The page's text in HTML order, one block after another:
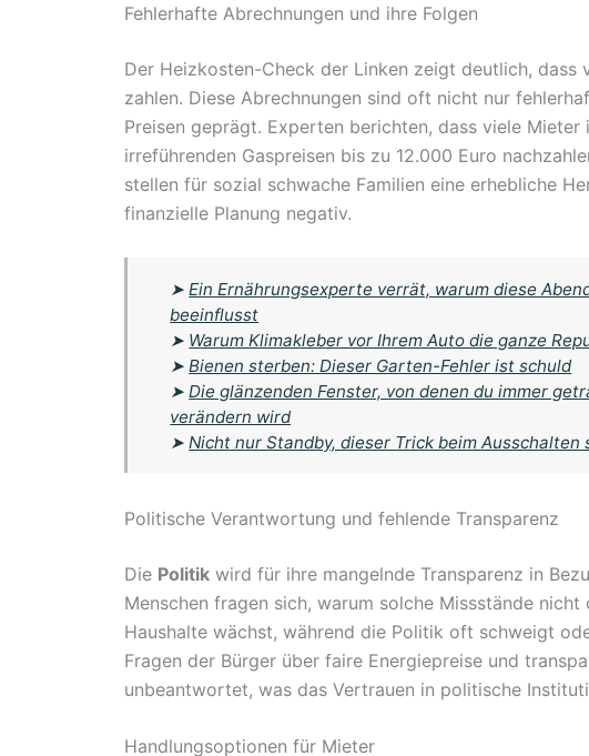
Fehlerhafte Abrechnungen und ihre Folgen
Der Heizkosten-Check der Linken zeigt deutlich,
zahlen. Diese Abrechnungen sind oft nicht nur
Preisen geprägt. Experten berichten, dass viele
irreführenden Gaspreisen bis zu 12.000 Euro
stellen für sozial schwache Familien eine erhebliche
finanzielle Planung negativ.
➤Ein Ernährungsexperte verrät, warum diese
beeinflusst
➤ Warum Klimakleber vor Ihrem Auto die ganze
➤Bienen sterben: Dieser Garten-Fehler ist schuld
➤Die glänzenden Fenster, von denen du immer
verändern wird
➤Nicht nur Standby, dieser Trick beim Ausschalten
Politische Verantwortung und fehlende Transparenz
Die Politik wird für ihre mangelnde Transparenz in
Menschen fragen sich, warum solche Missstände
Haushalte wächst, während die Politik oft schweigt
Fragen der Bürger über faire Energiepreise und
unbeantwortet, was das Vertrauen in politische
Handlungsoptionen für Mieter